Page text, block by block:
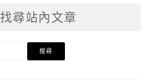
找尋站內文章